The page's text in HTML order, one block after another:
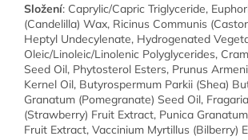
Složení: Caprylic/Capric Triglyceride,
(Candelilla) Wax, Ricinus Communis
Heptyl Undecylenate, Hydrogenated
Oleic/Linoleic/Linolenic Polyglycerides,
Seed Oil, Phytosterol Esters, Prunus
Kernel Oil, Butyrospermum Parkii (Shea)
Granatum (Pomegranate) Seed Oil,
(Strawberry) Fruit Extract, Punica
Fruit Extract, Vaccinium Myrtillus (Bilberry)